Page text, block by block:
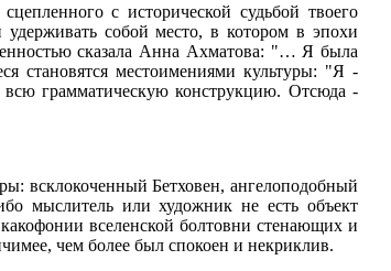
с исторической судьбой твоего
собой место, в котором в эпохи
сказала Анна Ахматова: "… Я была
становятся местоимениями культуры: "Я -
грамматическую конструкцию. Отсюда -
всклокоченный Бетховен, ангелоподобный
мыслитель или художник не есть объект
вселенской болтовни стенающих и
чем более был спокоен и некриклив.